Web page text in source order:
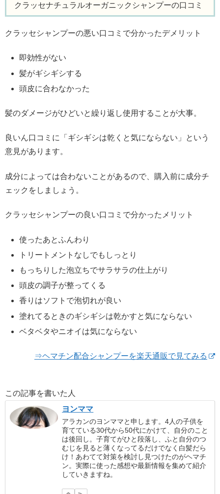
クラッセナチュラルオーガニックシャンプーの口コミ
クラッセシャンプーの悪い口コミで分かったデメリット
即効性がない
髪がギシギシする
頭皮に合わなかった
髪のダメージがひどいと繰り返し使用することが大事。
良いん口コミに「ギシギシは乾くと気にならない」という
意見があります。
成分によっては合わないことがあるので、購入前に成分チ
ェックをしましょう。
クラッセシャンプーの良い口コミで分かったメリット
使ったあとふんわり
トリートメントなしでもしっとり
もっちりした泡立ちでサラサラの仕上がり
頭皮の調子が整ってくる
香りはソフトで泡切れが良い
塗れてるときのギシギシは乾かすと気にならない
ベタベタやニオイは気にならない
⇒ヘマチン配合シャンプーを楽天通販で見てみる
この記事を書いた人
ヨンママ
アラカンのヨンママと申します。4人の子供を
育てている30代から50代にかけて、自分のこと
は後回し。子育てがひと段落し、ふと自分のつ
むじを見ると薄くなってるだけでなく白髪だら
け！あわてて対策を検討し見つけたのがヘマチ
ン。実際に使った感想や最新情報を集めて紹介
していきますね。